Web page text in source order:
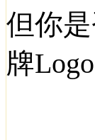
但你
牌Logo